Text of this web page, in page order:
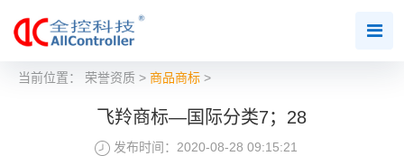
当前位置： 荣誉资质> 商品商标>
飞羚商标—国际分类7；28
发布时间：2020-08-28 09:15:21